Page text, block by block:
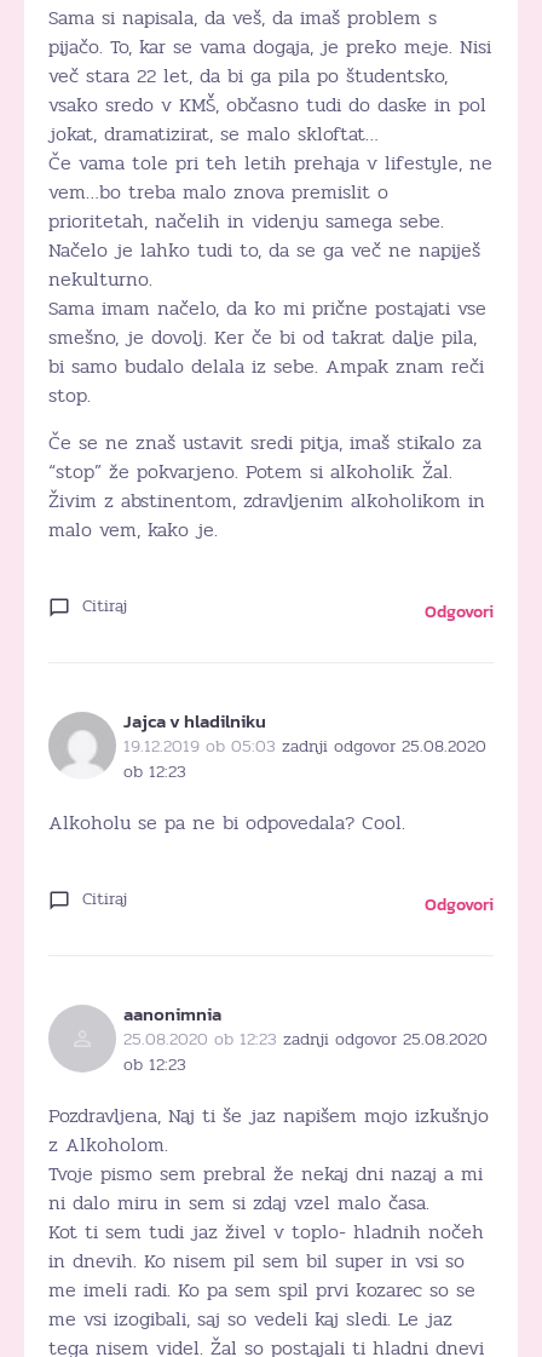
Sama si napisala, da veš, da imaš problem s
pijačo. To, kar se vama dogaja, je preko meje. Nisi
več stara 22 let, da bi ga pila po študentsko,
vsako sredo v KMŠ, občasno tudi do daske in pol
jokat, dramatizirat, se malo skloftat…
Če vama tole pri teh letih prehaja v lifestyle, ne
vem…bo treba malo znova premislit o
prioritetah, načelih in videnju samega sebe.
Načelo je lahko tudi to, da se ga več ne napiješ
nekulturno.
Sama imam načelo, da ko mi prične postajati vse
smešno, je dovolj. Ker če bi od takrat dalje pila,
bi samo budalo delala iz sebe. Ampak znam reči
stop.
Če se ne znaš ustavit sredi pitja, imaš stikalo za
“stop” že pokvarjeno. Potem si alkoholik. Žal.
Živim z abstinentom, zdravljenim alkoholikom in
malo vem, kako je.
Citiraj Odgovori
Jajca v hladilniku
19.12.2019 ob 05:03 zadnji odgovor 25.08.2020
ob 12:23
Alkoholu se pa ne bi odpovedala? Cool.
Citiraj Odgovori
aanonimnia
25.08.2020 ob 12:23 zadnji odgovor 25.08.2020
ob 12:23
Pozdravljena, Naj ti še jaz napišem mojo izkušnjo
z Alkoholom.
Tvoje pismo sem prebral že nekaj dni nazaj a mi
ni dalo miru in sem si zdaj vzel malo časa.
Kot ti sem tudi jaz živel v toplo- hladnih nočeh
in dnevih. Ko nisem pil sem bil super in vsi so
me imeli radi. Ko pa sem spil prvi kozarec so se
me vsi izogibali, saj so vedeli kaj sledi. Le jaz
tega nisem videl. Žal so postajali ti hladni dnevi